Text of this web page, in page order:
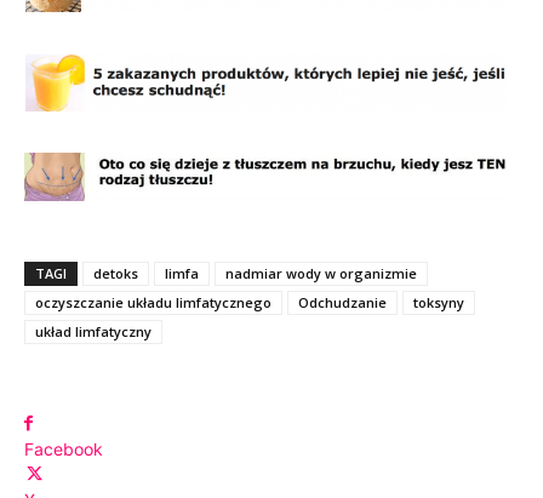
TAGI detoks limfa
nadmiar wody w organizmie
oczyszczanie układu limfatycznego
Odchudzanie
toksyny
układ limfatyczny
Facebook